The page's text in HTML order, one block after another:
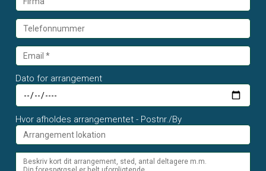
Dato for arrangement
Hvor afholdes arrangementet - Postnr./By